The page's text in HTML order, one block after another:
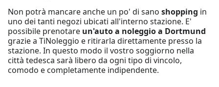
Non potrà mancare anche un po' di sano shopping in
uno dei tanti negozi ubicati all'interno stazione. E'
possibile prenotare un'auto a noleggio a Dortmund
grazie a TiNoleggio e ritirarla direttamente presso la
stazione. In questo modo il vostro soggiorno nella
città tedesca sarà libero da ogni tipo di vincolo,
comodo e completamente indipendente.